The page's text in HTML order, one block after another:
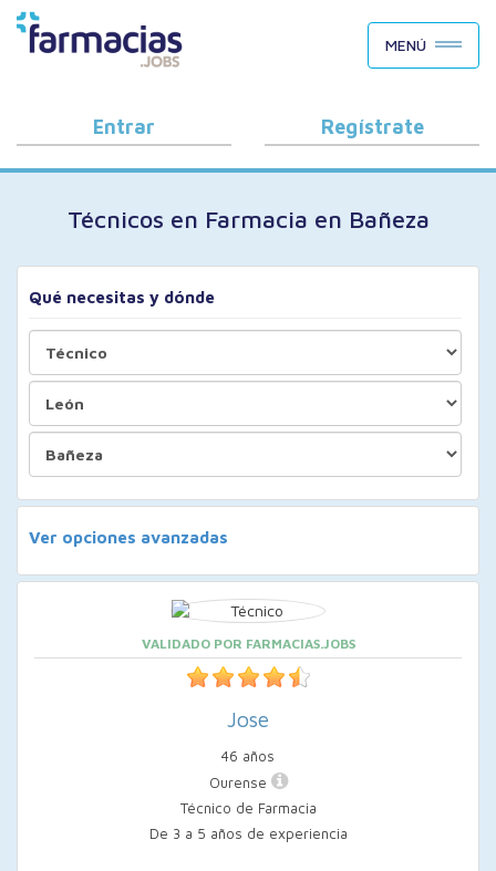
BUSCAR CANDIDATOS
OFERTAS DE EMPLEO
COMO FUNCIONA
PORQUÉ FARMACIAS.JOBS
BLOG
MENÚ
Entrar Regístrate
Técnicos en Farmacia en Bañeza
Qué necesitas y dónde
Ver opciones avanzadas
VALIDADO POR FARMACIAS.JOBS
Jose
46 años
Ourense
Técnico de Farmacia
De 3 a 5 años de experiencia